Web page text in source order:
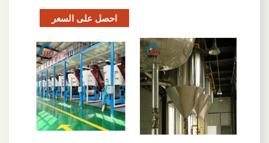
احصل على السعر